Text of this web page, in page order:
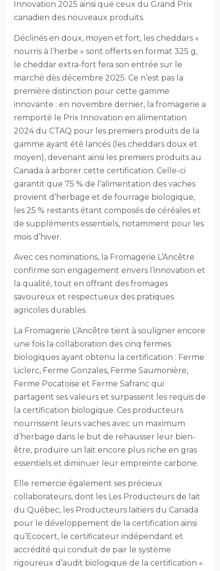
Innovation 2025 ainsi que ceux du Grand Prix
canadien des nouveaux produits.
Déclinés en doux, moyen et fort, les cheddars «
nourris à l’herbe » sont offerts en format 325 g,
le cheddar extra-fort fera son entrée sur le
marché dès décembre 2025. Ce n’est pas la
première distinction pour cette gamme
innovante : en novembre dernier, la fromagerie a
remporté le Prix Innovation en alimentation
2024 du CTAQ pour les premiers produits de la
gamme ayant été lancés (les cheddars doux et
moyen), devenant ainsi les premiers produits au
Canada à arborer cette certification. Celle-ci
garantit que 75 % de l’alimentation des vaches
provient d’herbage et de fourrage biologique,
les 25 % restants étant composés de céréales et
de suppléments essentiels, notamment pour les
mois d’hiver.
Avec ces nominations, la Fromagerie L’Ancêtre
confirme son engagement envers l’innovation et
la qualité, tout en offrant des fromages
savoureux et respectueux des pratiques
agricoles durables.
La Fromagerie L’Ancêtre tient à souligner encore
une fois la collaboration des cinq fermes
biologiques ayant obtenu la certification : Ferme
Liclerc, Ferme Gonzales, Ferme Saumonière,
Ferme Pocatoise et Ferme Safranc qui
partagent ses valeurs et surpassent les requis de
la certification biologique. Ces producteurs
nourrissent leurs vaches avec un maximum
d’herbage dans le but de rehausser leur bien-
être, produire un lait encore plus riche en gras
essentiels et diminuer leur empreinte carbone.
Elle remercie également ses précieux
collaborateurs, dont les Les Producteurs de lait
du Québec, les Producteurs laitiers du Canada
pour le développement de la certification ainsi
qu’Ecocert, le certificateur indépendant et
accrédité qui conduit de pair le système
rigoureux d’audit biologique de la certification «